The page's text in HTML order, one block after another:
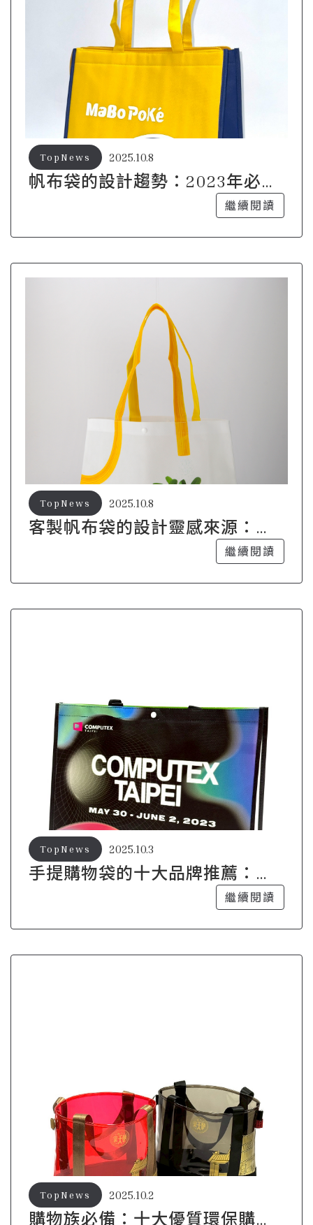
帆布袋的設計趨勢：2023年必備
2025.10.8
TopNews
繼續閱讀
客製帆布袋的設計靈感來源：從
2025.10.8
TopNews
繼續閱讀
手提購物袋的十大品牌推薦：品
2025.10.3
TopNews
繼續閱讀
購物族必備：十大優質環保購物
2025.10.2
TopNews